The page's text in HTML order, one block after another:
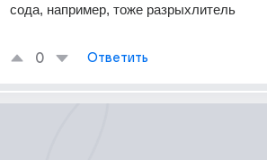
сода, например, тоже разрыхлитель
0 Ответить